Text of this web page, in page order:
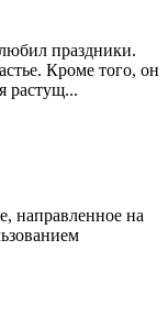
праздники.
Кроме того, он
растущ...
направленное на